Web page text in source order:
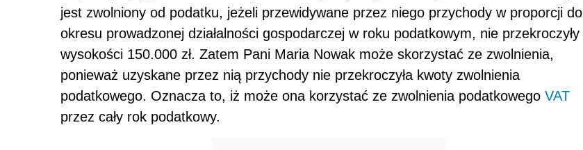
jest zwolniony od podatku, jeżeli przewidywane przez niego przychody w proporcji do
okresu prowadzonej działalności gospodarczej w roku podatkowym, nie przekroczyły
wysokości 150.000 zł. Zatem Pani Maria Nowak może skorzystać ze zwolnienia,
ponieważ uzyskane przez nią przychody nie przekroczyła kwoty zwolnienia
podatkowego. Oznacza to, iż może ona korzystać ze zwolnienia podatkowego VAT
przez cały rok podatkowy.